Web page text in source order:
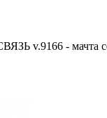
v.9166 - мачта